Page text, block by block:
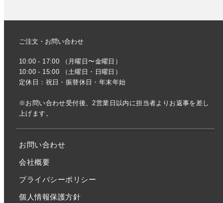
ご注文・お問い合わせ
10:00 - 17:00 （月曜日〜金曜日）
10:00 - 15:00 （土曜日・日曜日）
定休日：祝日・振替休日・年末年始
※お問い合わせ受付後、2営業日以内に担当者よりお返事を差し
上げます。
お問い合わせ
会社概要
プライバシーポリシー
個人情報保護方針